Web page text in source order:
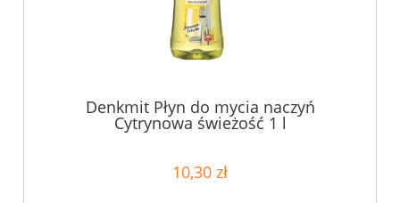
Denkmit Płyn do mycia naczyń
Cytrynowa świeżość 1 l
10,30 zł